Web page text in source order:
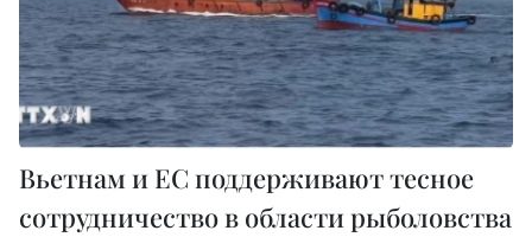
Вьетнам и ЕС поддерживают тесное
сотрудничество в области рыболовства